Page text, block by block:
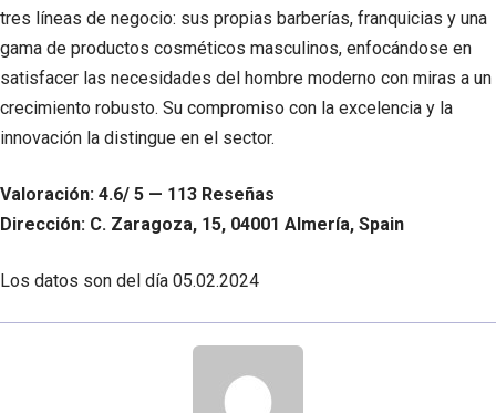
tres líneas de negocio: sus propias barberías, franquicias y una
gama de productos cosméticos masculinos, enfocándose en
satisfacer las necesidades del hombre moderno con miras a un
crecimiento robusto. Su compromiso con la excelencia y la
innovación la distingue en el sector.
Valoración: 4.6/ 5 — 113 Reseñas
Dirección: C. Zaragoza, 15, 04001 Almería, Spain
Los datos son del día 05.02.2024